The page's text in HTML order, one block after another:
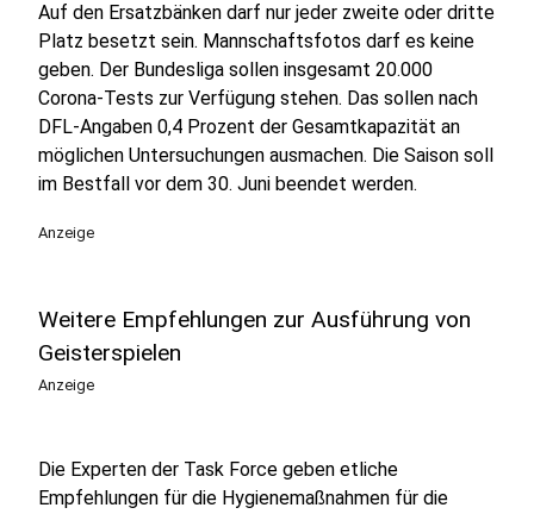
Auf den Ersatzbänken darf nur jeder zweite oder dritte
Platz besetzt sein. Mannschaftsfotos darf es keine
geben. Der Bundesliga sollen insgesamt 20.000
Corona-Tests zur Verfügung stehen. Das sollen nach
DFL-Angaben 0,4 Prozent der Gesamtkapazität an
möglichen Untersuchungen ausmachen. Die Saison soll
im Bestfall vor dem 30. Juni beendet werden.
Anzeige
Weitere Empfehlungen zur Ausführung von
Geisterspielen
Anzeige
Die Experten der Task Force geben etliche
Empfehlungen für die Hygienemaßnahmen für die